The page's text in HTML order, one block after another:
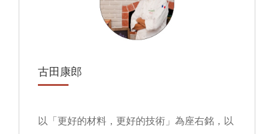
古田康郎
以「更好的材料，更好的技術」為座右銘，以